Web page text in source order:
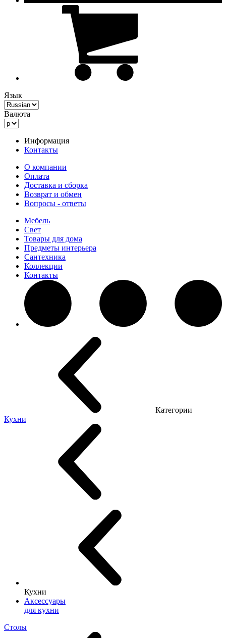
Язык
Валюта
Информация
Контакты
О компании
Оплата
Доставка и сборка
Возврат и обмен
Вопросы - ответы
Мебель
Свет
Товары для дома
Предметы интерьера
Сантехника
Коллекции
Контакты
Категории
Кухни
Кухни
Аксессуары
для кухни
Столы